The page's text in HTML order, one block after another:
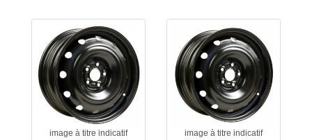
image à titre indicatif
image à titre indicatif